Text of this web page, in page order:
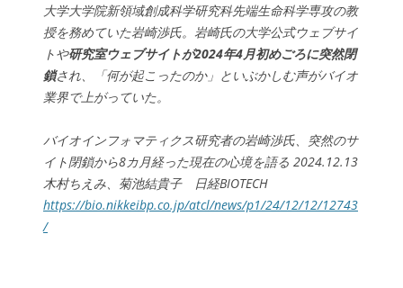
大学大学院新領域創成科学研究科先端生命科学専攻の教
授を務めていた岩崎渉氏。岩崎氏の大学公式ウェブサイ
トや研究室ウェブサイトが2024年4月初めごろに突然閉
鎖され、「何が起こったのか」といぶかしむ声がバイオ
業界で上がっていた。
バイオインフォマティクス研究者の岩崎渉氏、突然のサ
イト閉鎖から8カ月経った現在の心境を語る 2024.12.13
木村ちえみ、菊池結貴子 日経BIOTECH
https://bio.nikkeibp.co.jp/atcl/news/p1/24/12/12/12743
/